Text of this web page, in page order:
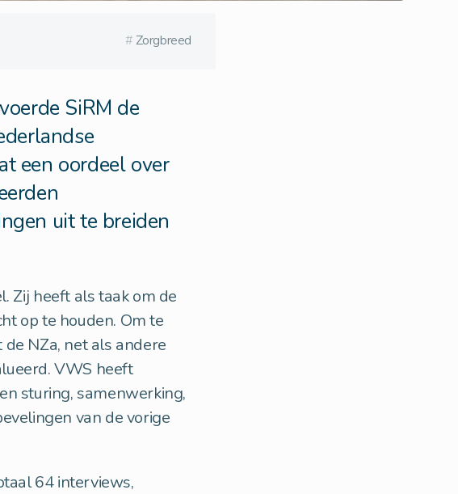
#Zorgbreed
SiRM de
een oordeel over
uit te breiden
Zij heeft als taak om de
op te houden. Om te
NZa, net als andere
VWS heeft
sturing, samenwerking,
van de vorige
64 interviews,